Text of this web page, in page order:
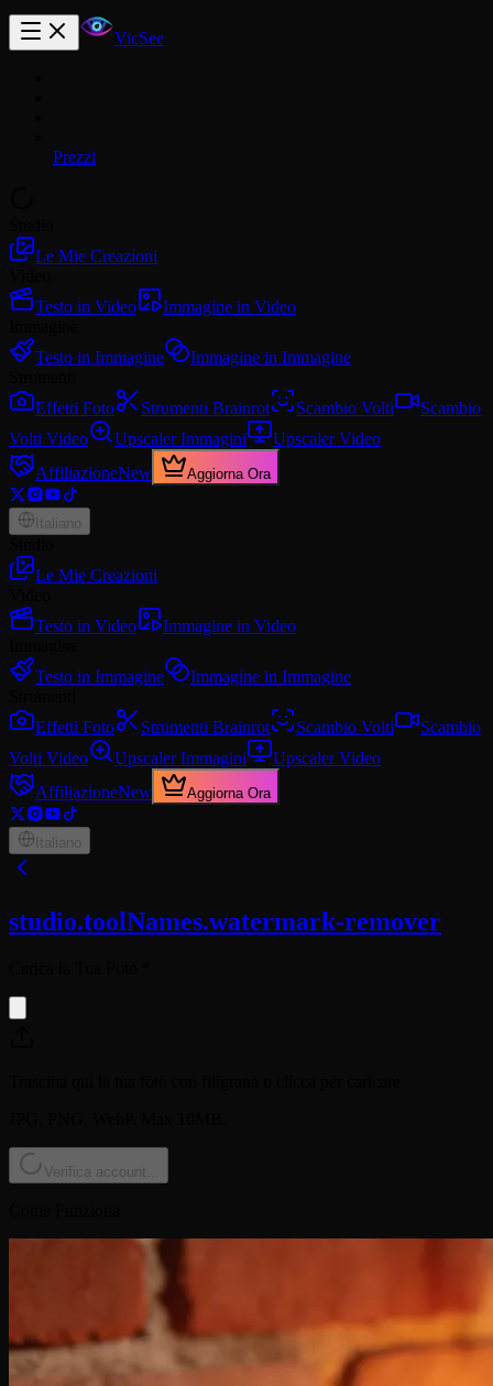
VicSee
Prezzi
Le Mie Creazioni
Testo in Video
Immagine in Video
Testo in Immagine
Immagine in Immagine
Effetti Foto
Strumenti Brainrot Scambio Volti
Scambio
Volti Video
Upscaler Immagini
Upscaler Video
AffiliazioneNew Aggiorna Ora
Italiano
Le Mie Creazioni
Testo in Video
Immagine in Video
Testo in Immagine
Immagine in Immagine
Effetti Foto
Strumenti Brainrot Scambio Volti
Scambio
Volti Video
Upscaler Immagini
Upscaler Video
AffiliazioneNew Aggiorna Ora
Italiano
studio.toolNames.watermark-remover
Verifica account...